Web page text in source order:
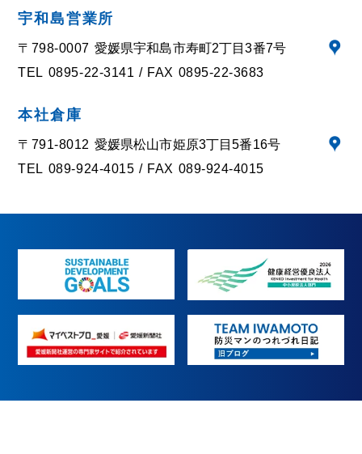
宇和島営業所
〒798-0007 愛媛県宇和島市寿町2丁目3番7号
TEL 0895-22-3141 FAX 0895-22-3683
本社倉庫
〒791-8012 愛媛県松山市姫原3丁目5番16号
TEL 089-924-4015 FAX 089-924-4015